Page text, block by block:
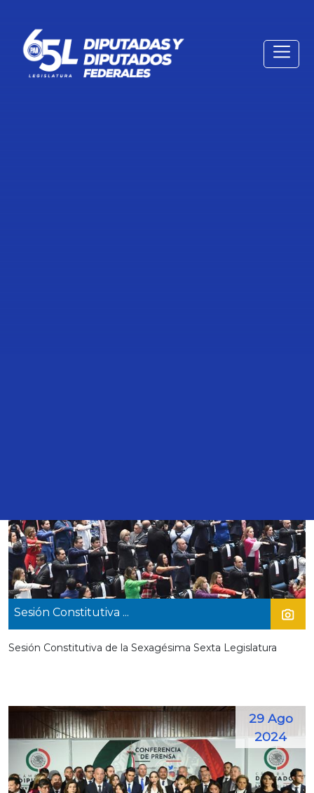
Sesión Constitutiva ...
Sesión Constitutiva de la Sexagésima Sexta Legislatura
29 Ago
2024